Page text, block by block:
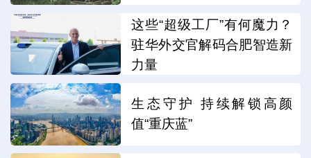
这些“超级工厂”有何魔力？
驻华外交官解码合肥智造新
力量
生态守护 持续解锁高颜
值“重庆蓝”